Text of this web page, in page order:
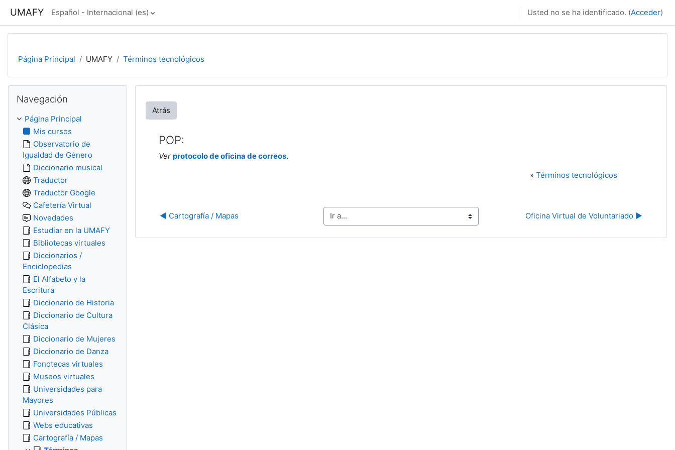
UMAFY Español - Internacional ‎(es)‎ Usted no se ha identificado. (Acceder)
Página Principal UMAFY Términos tecnológicos
Atrás
POP:
Ver protocolo de oficina de correos.
»Términos tecnológicos
◀︎ Cartografía / Mapas Ir a... Oficina Virtual de Voluntariado ▶︎
Navegación
Página Principal
Mis cursos
Observatorio de
Igualdad de Género
Diccionario musical
Traductor
Traductor Google
Cafetería Virtual
Novedades
Estudiar en la UMAFY
Bibliotecas virtuales
Diccionarios /
Enciclopedias
El Alfabeto y la
Escritura
Diccionario de Historia
Diccionario de Cultura
Clásica
Diccionario de Mujeres
Diccionario de Danza
Fonotecas virtuales
Museos virtuales
Universidades para
Mayores
Universidades Públicas
Webs educativas
Cartografía / Mapas